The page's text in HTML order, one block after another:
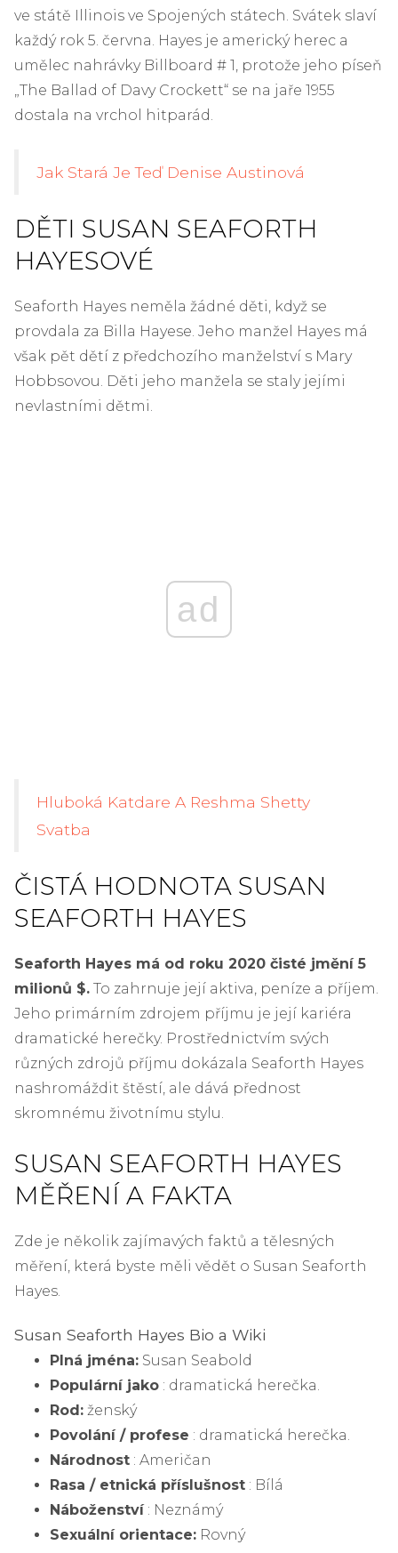
ve státě Illinois ve Spojených státech. Svátek slaví
každý rok 5. června. Hayes je americký herec a
umělec nahrávky Billboard # 1, protože jeho píseň
„The Ballad of Davy Crockett“ se na jaře 1955
dostala na vrchol hitparád.
Jak Stará Je Teď Denise Austinová
DĚTI SUSAN SEAFORTH
HAYESOVÉ
Seaforth Hayes neměla žádné děti, když se
provdala za Billa Hayese. Jeho manžel Hayes má
však pět dětí z předchozího manželství s Mary
Hobbsovou. Děti jeho manžela se staly jejími
nevlastními dětmi.
ad
Hluboká Katdare A Reshma Shetty
Svatba
ČISTÁ HODNOTA SUSAN
SEAFORTH HAYES
Seaforth Hayes má od roku 2020 čisté jmění 5
milionů $. To zahrnuje její aktiva, peníze a příjem.
Jeho primárním zdrojem příjmu je její kariéra
dramatické herečky. Prostřednictvím svých
různých zdrojů příjmu dokázala Seaforth Hayes
nashromáždit štěstí, ale dává přednost
skromnému životnímu stylu.
SUSAN SEAFORTH HAYES
MĚŘENÍ A FAKTA
Zde je několik zajímavých faktů a tělesných
měření, která byste měli vědět o Susan Seaforth
Hayes.
Susan Seaforth Hayes Bio a Wiki
Plná jména: Susan Seabold
Populární jako : dramatická herečka.
Rod: ženský
Povolání / profese : dramatická herečka.
Národnost : Američan
Rasa / etnická příslušnost : Bílá
Náboženství: Neznámý
Sexuální orientace: Rovný